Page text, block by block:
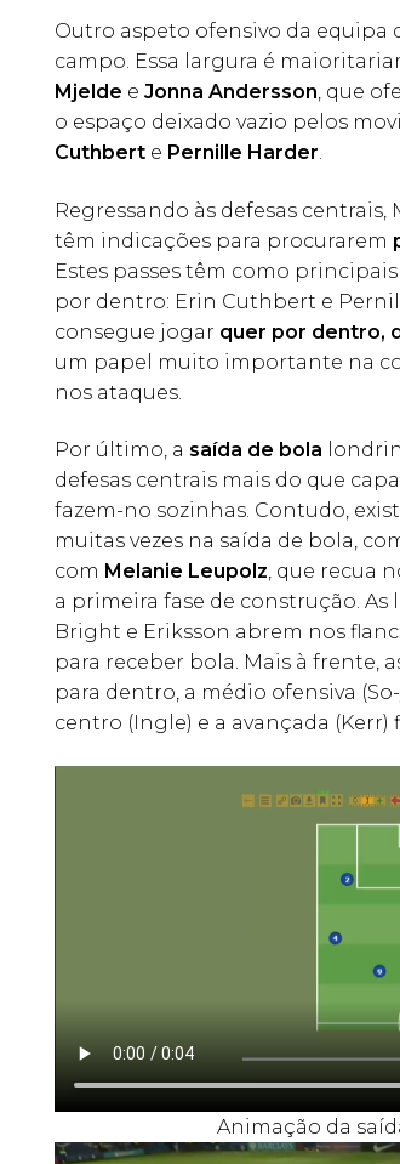
Outro aspeto ofensivo da equipa
campo. Essa largura é
Mjelde e Jonna Andersson, que
o espaço deixado vazio pelos
Cuthbert e Pernille Harder.
Regressando às defesas
têm indicações para procurarem
Estes passes têm como
por dentro: Erin Cuthbert e
consegue jogar quer por dentro,
um papel muito importante na
nos ataques.
Por último, a saída de bola
defesas centrais mais do que
fazem-no sozinhas. Contudo,
muitas vezes na saída de bola,
com Melanie Leupolz, que recua
a primeira fase de construção.
Bright e Eriksson abrem nos
para receber bola. Mais à frente,
para dentro, a médio ofensiva
centro (Ingle) e a avançada
Animação da